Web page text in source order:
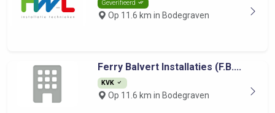
Geverifieerd
Op 11.6 km in Bodegraven
Ferry Balvert Installaties (F.B....
KVK
Op 11.6 km in Bodegraven